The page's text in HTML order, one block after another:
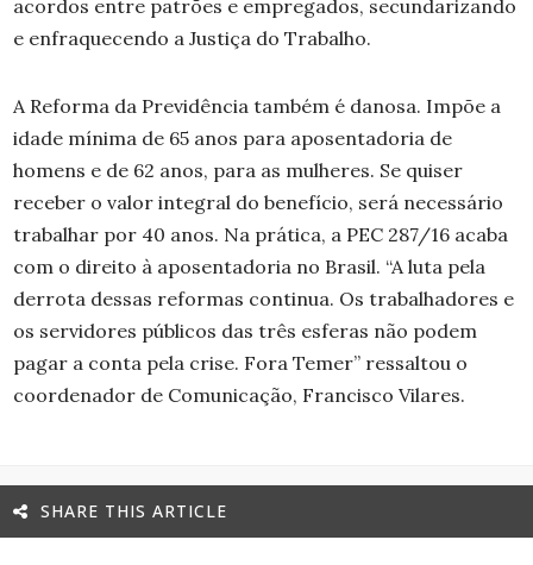
acordos entre patrões e empregados, secundarizando
e enfraquecendo a Justiça do Trabalho.
A Reforma da Previdência também é danosa. Impõe a
idade mínima de 65 anos para aposentadoria de
homens e de 62 anos, para as mulheres. Se quiser
receber o valor integral do benefício, será necessário
trabalhar por 40 anos. Na prática, a PEC 287/16 acaba
com o direito à aposentadoria no Brasil. “A luta pela
derrota dessas reformas continua. Os trabalhadores e
os servidores públicos das três esferas não podem
pagar a conta pela crise. Fora Temer” ressaltou o
coordenador de Comunicação, Francisco Vilares.
SHARE THIS ARTICLE